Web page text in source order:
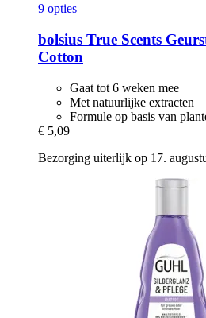
9 opties
bolsius True Scents
Cotton
Gaat tot 6 weken mee
Met natuurlijke extracten
Formule op basis van
€ 5,09
Bezorging uiterlijk op 17.